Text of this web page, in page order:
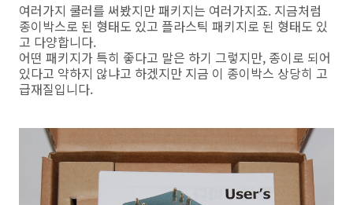
여러가지 쿨러를 써봤지만 패키지는 여러가지죠. 지금처럼
종이박스로 된 형태도 있고 플라스틱 패키지로 된 형태도 있
고 다양합니다.
어떤 패키지가 특히 좋다고 말은 하기 그렇지만, 종이로 되어
있다고 약하지 않냐고 하겠지만 지금 이 종이박스 상당히 고
급재질입니다.